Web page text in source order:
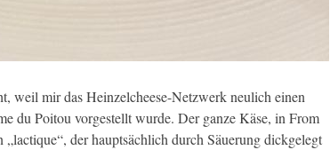
weil mir das Heinzelcheese-Netzwerk neulich einen
du Poitou vorgestellt wurde. Der ganze Käse, in From
der hauptsächlich durch Säuerung dickgelegt